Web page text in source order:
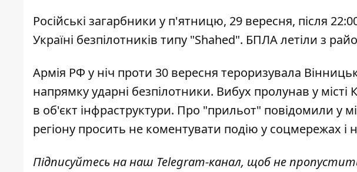
Російські загарбники у п'ятницю, 29 вересня, після
Україні безпілотників типу "Shahed". БПЛА летіли з
Армія РФ у ніч проти 30 вересня тероризувала
напрямку ударні безпілотники. Вибух пролунав у
в об'єкт інфраструктури. Про "прильот" повідомили у
регіону просить не коментувати подію у соцмережах і
Підписуйтесь на наш Telegram-канал, щоб не